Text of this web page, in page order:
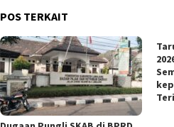
POS TERKAIT